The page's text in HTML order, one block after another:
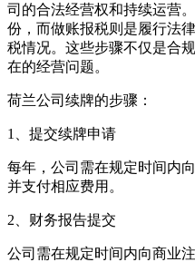
司的合法经营权和持续运营
份，而做账报税则是履行法
税情况。这些步骤不仅是合
在的经营问题。
荷兰公司续牌的步骤：
1、提交续牌申请
每年，公司需在规定时间内
并支付相应费用。
2、财务报告提交
公司需在规定时间内向商业